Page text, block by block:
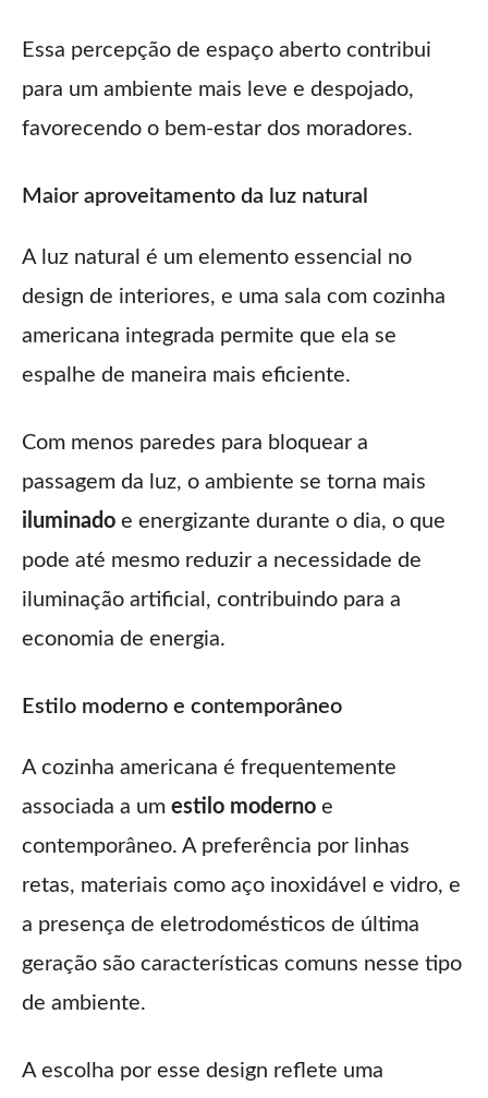
Essa percepção de espaço aberto contribui
para um ambiente mais leve e despojado,
favorecendo o bem-estar dos moradores.
Maior aproveitamento da luz natural
A luz natural é um elemento essencial no
design de interiores, e uma sala com cozinha
americana integrada permite que ela se
espalhe de maneira mais eficiente.
Com menos paredes para bloquear a
passagem da luz, o ambiente se torna mais
iluminado e energizante durante o dia, o que
pode até mesmo reduzir a necessidade de
iluminação artificial, contribuindo para a
economia de energia.
Estilo moderno e contemporâneo
A cozinha americana é frequentemente
associada a um estilo moderno e
contemporâneo. A preferência por linhas
retas, materiais como aço inoxidável e vidro, e
a presença de eletrodomésticos de última
geração são características comuns nesse tipo
de ambiente.
A escolha por esse design reflete uma